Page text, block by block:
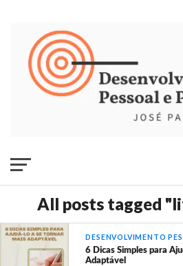
All posts tagged
DESENVOLVIMENTO
6 Dicas Simples para
Adaptável